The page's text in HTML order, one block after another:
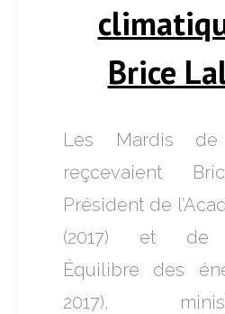
Brice
Les Mardis de
reçcevaient
Président de
(2017) et de
Équilibre des
2017),